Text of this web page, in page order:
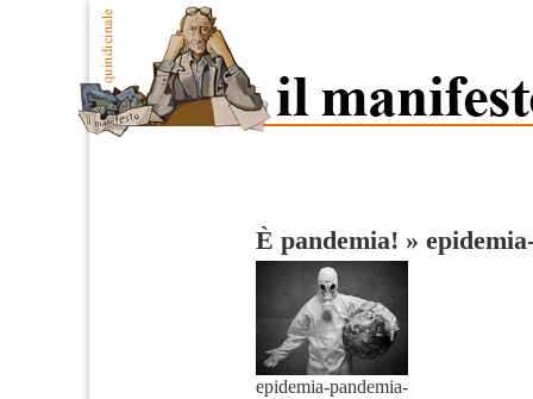
È pandemia! »
epidemia-pandemia-